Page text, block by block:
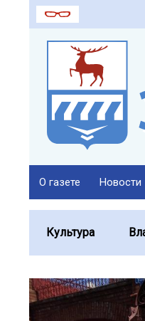
О газете Новости
Культура